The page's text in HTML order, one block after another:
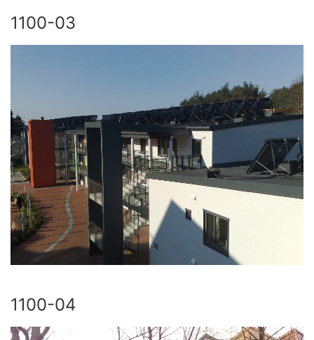
1100-03
1100-04